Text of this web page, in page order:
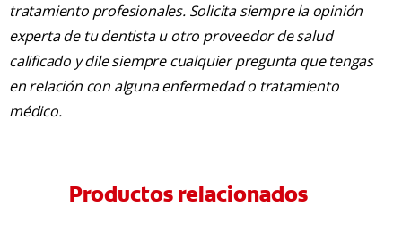
tratamiento profesionales. Solicita siempre la opinión
experta de tu dentista u otro proveedor de salud
calificado y dile siempre cualquier pregunta que tengas
en relación con alguna enfermedad o tratamiento
médico.
Productos relacionados